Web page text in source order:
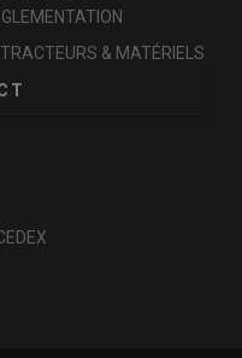
TRACTEURS & MATÉRIELS